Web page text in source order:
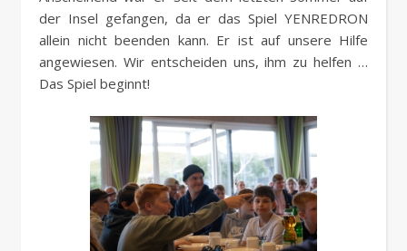
der Insel gefangen, da er das Spiel YENREDRON
allein nicht beenden kann. Er ist auf unsere Hilfe
angewiesen. Wir entscheiden uns, ihm zu helfen …
Das Spiel beginnt!